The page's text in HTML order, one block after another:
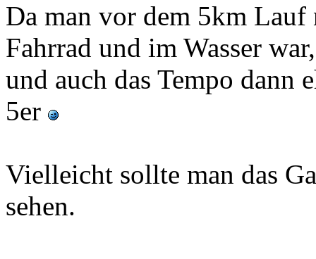
Da man vor dem 5km Lauf
Fahrrad und im Wasser
und auch das Tempo dann
5er
Vielleicht sollte man das
sehen.